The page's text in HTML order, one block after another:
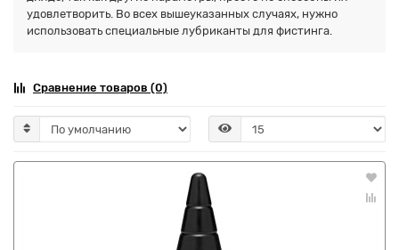
удовлетворить. Во всех вышеуказанных случаях, нужно
использовать специальные лубриканты для фистинга.
Сравнение товаров (0)